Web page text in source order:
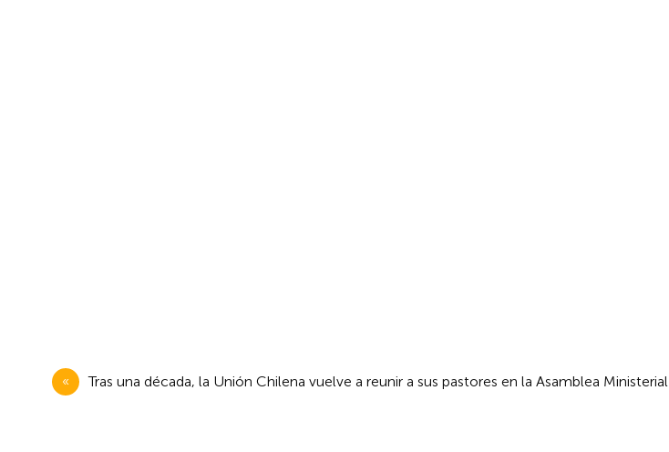
Navegación
de
Tras una década, la Unión Chilena vuelve a reunir a sus pastores en la Asamblea Ministerial